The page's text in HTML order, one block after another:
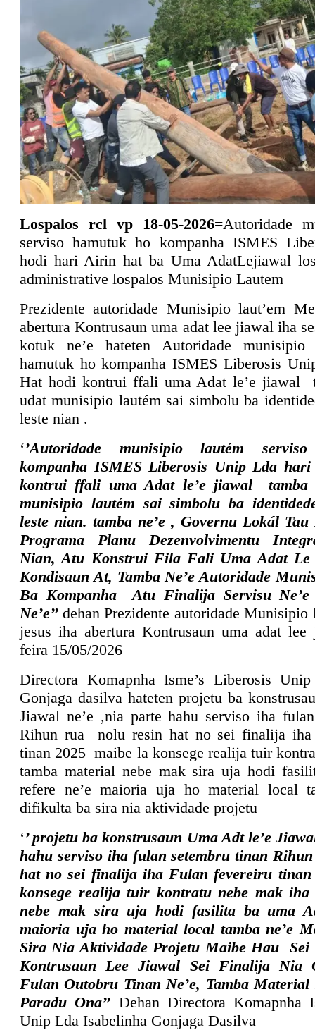
Lospalos rcl vp 18-05-2026=Autoridade
serviso hamutuk ho kompanha ISMES
hodi hari Airin hat ba Uma AdatLejiawal
administrative lospalos Munisipio Lautem
Prezidente autoridade Munisipio laut’em
abertura Kontrusaun uma adat lee jiawal iha
kotuk ne’e hateten Autoridade munisipio
hamutuk ho kompanha ISMES Liberosis
Hat hodi kontrui ffali uma Adat le’e jiawal
udat munisipio lautém sai simbolu ba
leste nian .
‘’Autoridade munisipio lautém
kompanha ISMES Liberosis Unip Lda
kontrui ffali uma Adat le’e jiawal tamba
munisipio lautém sai simbolu ba
leste nian. tamba ne’e , Governu Lokál
Programa Planu Dezenvolvimentu
Nian, Atu Konstrui Fila Fali Uma Adat Le
Kondisaun At, Tamba Ne’e Autoridade
Ba Kompanha Atu Finalija Servisu
Ne’e’’ dehan Prezidente autoridade Munisipio
jesus iha abertura Kontrusaun uma adat
feira 15/05/2026
Directora Komapnha Isme’s Liberosis
Gonjaga dasilva hateten projetu ba
Jiawal ne’e ,nia parte hahu serviso iha
Rihun rua nolu resin hat no sei finalija iha
tinan 2025 maibe la konsege realija tuir
tamba material nebe mak sira uja hodi
refere ne’e maioria uja ho material local
difikulta ba sira nia aktividade projetu
‘’ projetu ba konstrusaun Uma Adt le’e
hahu serviso iha fulan setembru tinan
hat no sei finalija iha Fulan fevereiru
konsege realija tuir kontratu nebe mak iha
nebe mak sira uja hodi fasilita ba uma
maioria uja ho material local tamba ne’e
Sira Nia Aktividade Projetu Maibe Hau
Kontrusaun Lee Jiawal Sei Finalija Nia
Fulan Outobru Tinan Ne’e, Tamba Material
Paradu Ona’’ Dehan Directora Komapnha
Unip Lda Isabelinha Gonjaga Dasilva